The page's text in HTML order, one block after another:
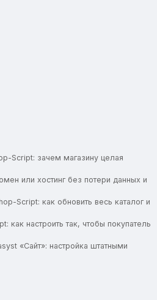
Script: зачем магазину целая
или хостинг без потери данных и
Script: как обновить весь каталог и
как настроить так, чтобы покупатель
«Сайт»: настройка штатными